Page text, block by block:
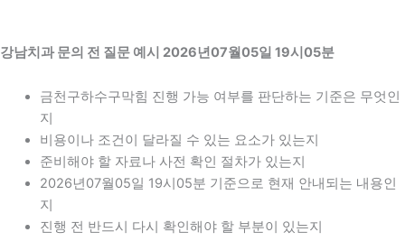
강남치과 문의 전 질문 예시 2026년07월05일 19시05분
금천구하수구막힘 진행 가능 여부를 판단하는 기준은 무엇인
지
비용이나 조건이 달라질 수 있는 요소가 있는지
준비해야 할 자료나 사전 확인 절차가 있는지
2026년07월05일 19시05분 기준으로 현재 안내되는 내용인
지
진행 전 반드시 다시 확인해야 할 부분이 있는지